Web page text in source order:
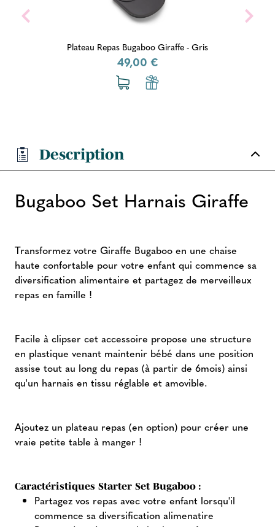
Plateau Repas Bugaboo Giraffe - Gris
49,00 €
Description
Bugaboo Set Harnais Giraffe
Transformez votre Giraffe Bugaboo en une chaise
haute confortable pour votre enfant qui commence sa
diversification alimentaire et partagez de merveilleux
repas en famille !
Facile à clipser cet accessoire propose une structure
en plastique venant maintenir bébé dans une position
assise tout au long du repas (à partir de 6mois) ainsi
qu'un harnais en tissu réglable et amovible.
Ajoutez un plateau repas (en option) pour créer une
vraie petite table à manger !
Caractéristiques Starter Set Bugaboo :
Partagez vos repas avec votre enfant lorsqu'il
commence sa diversification alimenatire